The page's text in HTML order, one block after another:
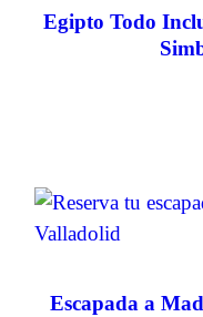
Egipto Todo
Escapada a